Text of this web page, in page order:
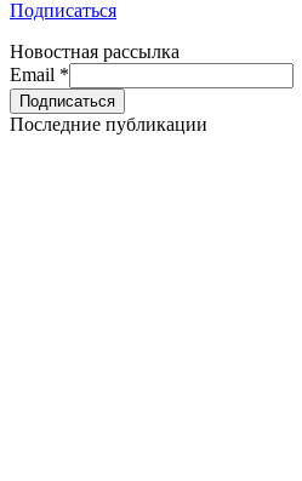
Подписаться
Новостная рассылка
Email *
Последние публикации